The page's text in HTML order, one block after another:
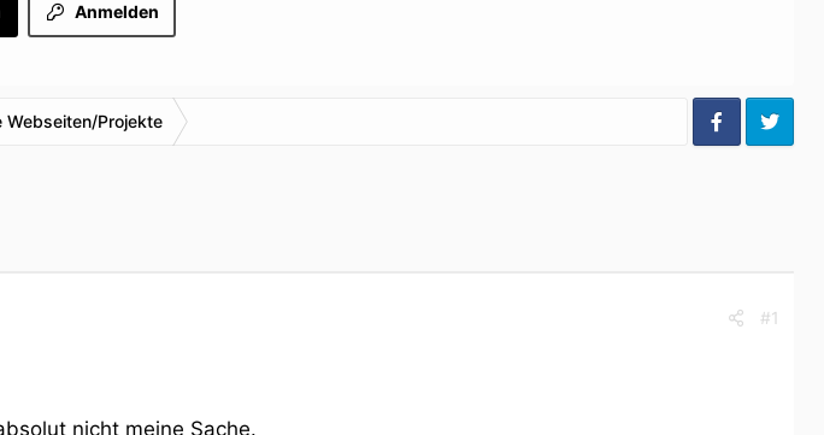
Anmelden
Webseiten/Projekte
#1
nicht meine Sache.